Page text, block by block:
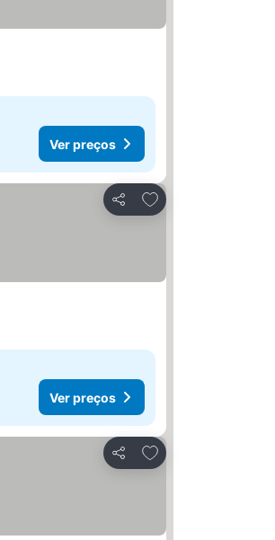
Ver preços
Partilhar
Adicionar aos
Ver preços
Partilhar
Adicionar aos